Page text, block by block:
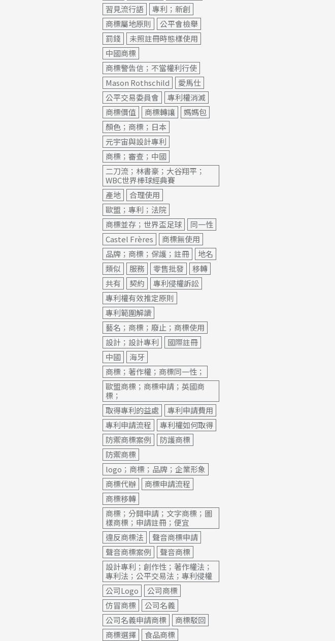
習見流行語
專利；新創
商標屬地原則
公平會檢舉
罰錢
未照註冊時態樣使用
中國商標
商標警告信；不當權利行使
Mason Rothschild
愛馬仕
公平交易委員會
專利權消滅
商標價值
商標轉讓
媽媽包
顏色；商標；日本
元宇宙與設計專利
商標；審查；中國
二刀流；林書豪；大谷翔平；
WBC世界棒球經典賽
產地
合理使用
歐盟；專利；法院
商標並存；世界盃足球
同一性
Castel Frères
商標無使用
品牌；商標；保護；註冊
地名
類似
服務 零售批發
移轉
共有
契約
專利侵權訴訟
專利權有效推定原則
專利範圍解讀
藝名；商標；廢止；商標使用
設計；設計專利
國際註冊
中國
海牙
商標；著作權；商標同一性；
歐盟商標；商標申請；英國商
標；
取得專利的益處
專利申請費用
專利申請流程
專利權如何取得
防禦商標案例
防護商標
防禦商標
logo；商標；品牌；企業形象
商標代辦
商標申請流程
商標移轉
商標；分開申請；文字商標；圖
樣商標；申請註冊；便宜
違反商標法
聲音商標申請
聲音商標案例
聲音商標
設計專利；創作性；著作權法；
專利法；公平交易法；專利侵權
公司Logo
公司商標
仿冒商標
公司名義
公司名義申請商標
商標駁回
商標選擇
食品商標